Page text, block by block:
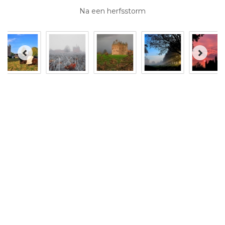
Na een herfsstorm